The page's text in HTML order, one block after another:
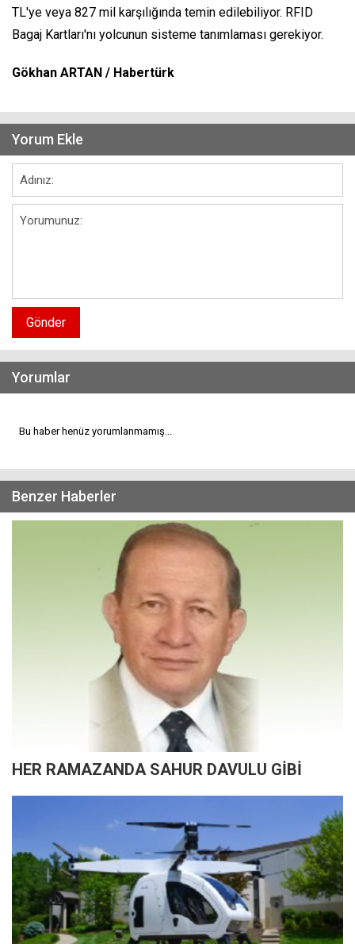
TL'ye veya 827 mil karşılığında temin edilebiliyor. RFID
Bagaj Kartları'nı yolcunun sisteme tanımlaması gerekiyor.
Gökhan ARTAN / Habertürk
Yorum Ekle
Gönder
Yorumlar
Bu haber henüz yorumlanmamış...
Benzer Haberler
HER RAMAZANDA SAHUR DAVULU GİBİ